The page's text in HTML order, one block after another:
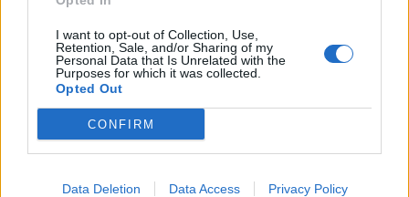
I want to opt-out of Collection, Use,
Retention, Sale, and/or Sharing of my
Personal Data that Is Unrelated with the
Purposes for which it was collected.
Opted Out
CONFIRM
Data Deletion Data Access Privacy Policy
(lacht) Ich kaufe meistens online in unterschiedlichen
kleinen Shops ein. Und natürlich trage ich mein eigenes
Wo entwirfst du deine Kollektionen?
Die besten Ideen kommen mir immer mitten in der
Nacht. Wenn ich aufwache, versuche ich alles schnell